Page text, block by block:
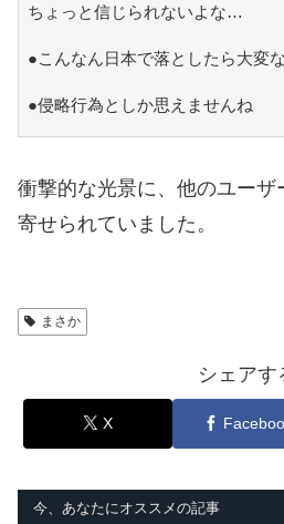
ちょっと信じられないよな…
●こんなん日本で落としたら大変
●侵略行為としか思えませんね
衝撃的な光景に、他のユー
寄せられていました。
まさか
シェアす
X
今、あなたにオススメの記事